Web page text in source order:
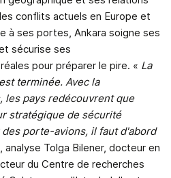
conflits actuels en Europe et
à ses portes, Ankara soigne ses
sécurise ses
pour préparer le pire. « La
terminée. Avec la
les pays redécouvrent que
stratégique de sécurité
porte-avions, il faut d'abord
analyse Tolga Bilener, docteur en
du Centre de recherches